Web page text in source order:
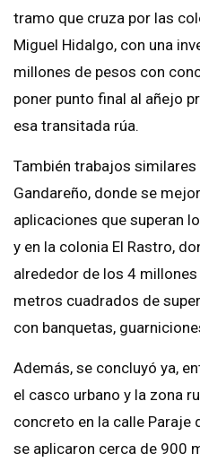
tramo que cruza por las
Miguel Hidalgo, con una
millones de pesos con
poner punto final al añejo
esa transitada rúa.
También trabajos
Gandareño, donde se
aplicaciones que superan
y en la colonia El Rastro,
alrededor de los 4
metros cuadrados de
con banquetas,
Además, se concluyó ya,
el casco urbano y la zona
concreto en la calle Paraje
se aplicaron cerca de 900